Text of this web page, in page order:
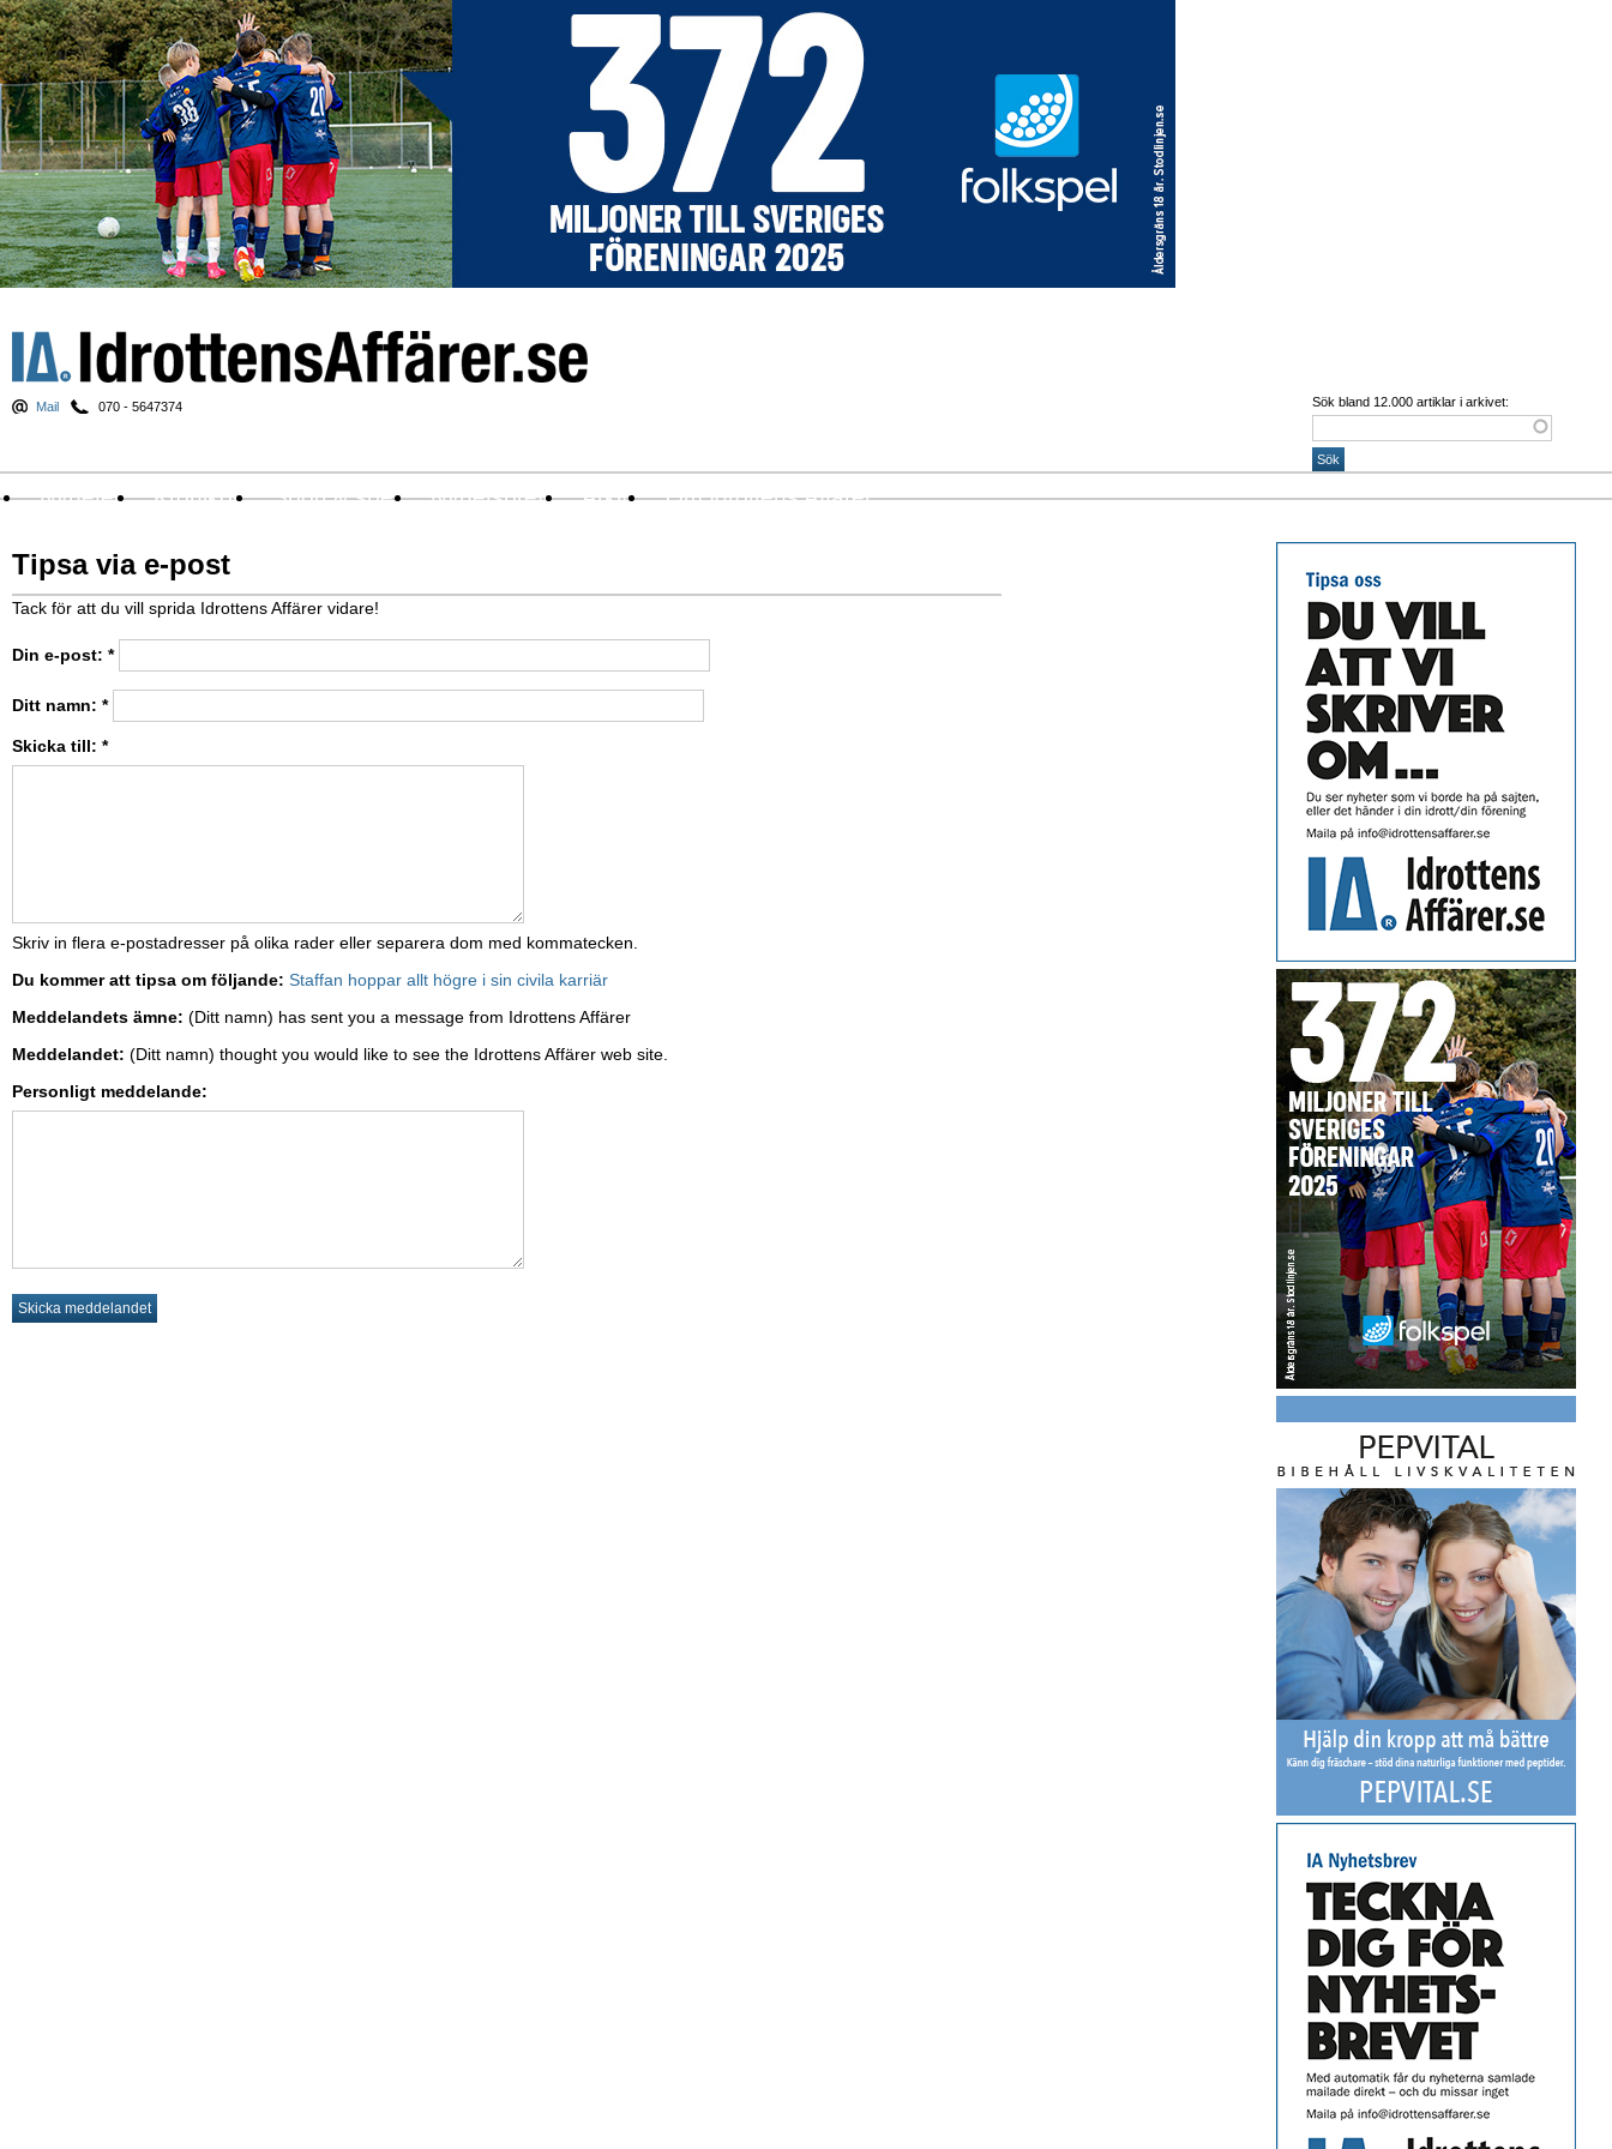
Mail 070 - 5647374 Sök bland 12.000 artiklar i arkivet:
Nyheter Krönikor Sport & spel Nyhetsbrev Arkiv Om Idrottens Affärer
Tipsa via e-post
Tack för att du vill sprida Idrottens Affärer vidare!
Din e-post: *
Ditt namn: *
Skicka till: *
Skriv in flera e-postadresser på olika rader eller separera dom med kommatecken.
Du kommer att tipsa om följande: Staffan hoppar allt högre i sin civila karriär
Meddelandets ämne: (Ditt namn) has sent you a message from Idrottens Affärer
Meddelandet: (Ditt namn) thought you would like to see the Idrottens Affärer web site.
Personligt meddelande: